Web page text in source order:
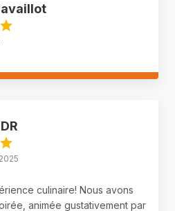
culinaire! Nous avons
animée gustativement par